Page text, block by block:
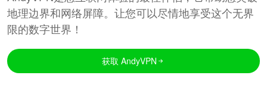
地理边界和网络屏障。让您可以尽情地享受这个无界
限的数字世界！
获取 AndyVPN